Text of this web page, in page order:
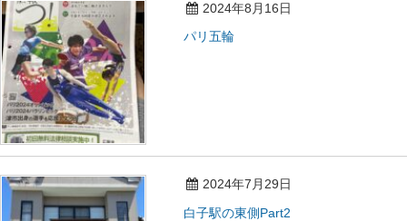
2024年8月16日
パリ五輪
2024年7月29日
白子駅の東側Part2